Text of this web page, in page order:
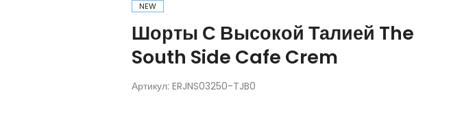
NEW
Шорты С Высокой Талией The
South Side Cafe Crem
Артикул: ERJNS03250-TJB0